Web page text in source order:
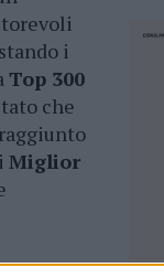
i
Top 300
che
Miglior